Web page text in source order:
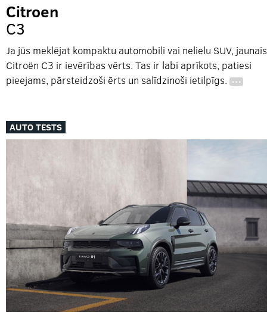
Citroen
C3
Ja jūs meklējat kompaktu automobili vai nelielu SUV, jaunais
Citroën C3 ir ievērības vērts. Tas ir labi aprīkots, patiesi
pieejams, pārsteidzoši ērts un salīdzinoši ietilpīgs. …
AUTO TESTS